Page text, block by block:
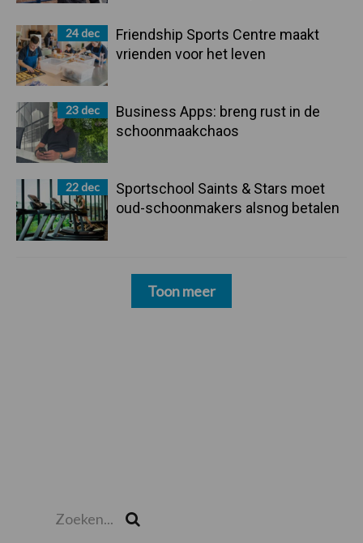
24 dec
Friendship Sports Centre maakt
vrienden voor het leven
23 dec
Business Apps: breng rust in de
schoonmaakchaos
22 dec
Sportschool Saints & Stars moet
oud-schoonmakers alsnog betalen
Toon meer